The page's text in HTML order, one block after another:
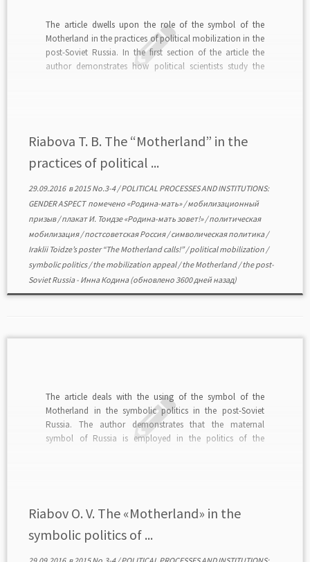
The article dwells upon the role of the symbol of the
Motherland in the practices of political mobilization in the
post-Soviet Russia. In the first section of the article the
author demonstrates how political scientists study the
Riabova T. B. The “Motherland” in the
practices of political ...
29.09.2016в2015 No.3-4/POLITICAL PROCESSES AND INSTITUTIONS:
GENDER ASPECTпомечено «Родина-мать»/мобилизационный
призыв/плакат И. Тоидзе «Родина-мать зовет!»/политическая
мобилизация/постсоветская Россия/символическая политика/
Iraklii Toidze’s poster “The Motherland calls!”/political mobilization /
symbolic politics/the mobilization appeal/the Motherland/the post-
Soviet Russia- Инна Кодина(обновлено 3600 дней назад)
The article deals with the using of the symbol of the
Motherland in the symbolic politics in the post-Soviet
Russia. The author demonstrates that the maternal
symbol of Russia is employed in the politics of the
Riabov O. V. The «Motherland» in the
symbolic politics of ...